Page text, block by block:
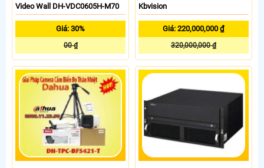
Video Wall DH-VDC0605H-M70
Giá: 30%
00 ₫
Kbvision
Giá: 220,000,000 ₫
320,000,000 ₫